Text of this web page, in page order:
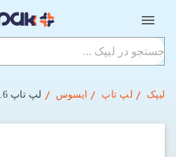
لیپک لپ تاپ ایسوس لپ تاپ 15.6 اینچی ایسوس مدل Vivobook Pro 15 K3500PC-OLED007W i7-16GB-1TSSD-4GB